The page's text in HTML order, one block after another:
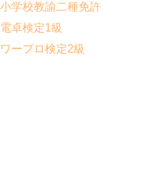
小学校教諭二種免許
電卓検定1級
ワープロ検定2級